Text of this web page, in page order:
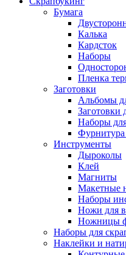
Бумага
Калька
Кардсток
Наборы
Пленка
Заготовки
Альбомы
Заготовки
Наборы
Фурнитура
Инструменты
Дыроколы
Клей
Магниты
Макетные
Наборы
Ножи для
Ножницы
Наборы для
Наклейки и